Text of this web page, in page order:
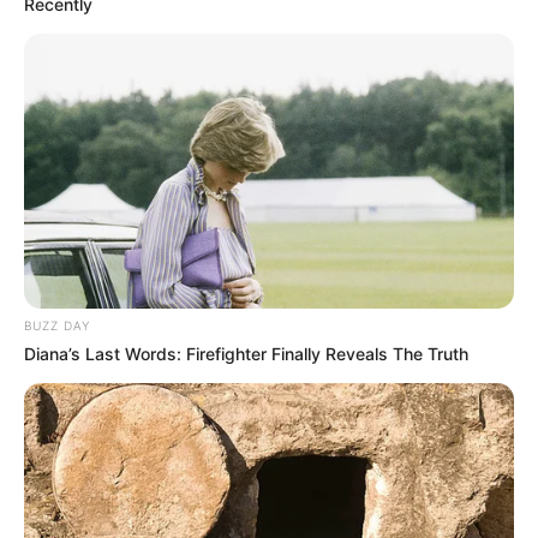
DESPRECARIZAÇÃO:
+Posse marca efetivação de agentes comunitários e de endemias
+STF decide que servidores não concursados podem ser
BUZZ DAY
Diana’s Last Words: Firefighter Finally Reveals The Truth